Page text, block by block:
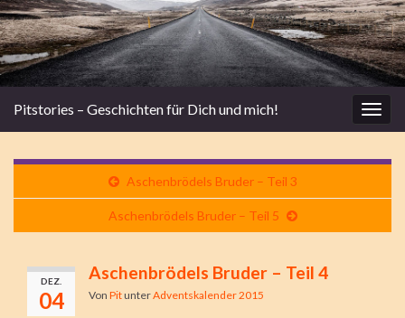
Pitstories – Geschichten für Dich und mich!
Aschenbrödels Bruder – Teil 3
Aschenbrödels Bruder – Teil 5
DEZ.
04
Aschenbrödels Bruder – Teil 4
Von PitunterAdventskalender 2015